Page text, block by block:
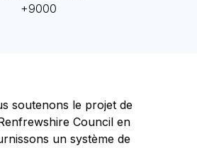
+9000
soutenons le projet de
Council en
un système de